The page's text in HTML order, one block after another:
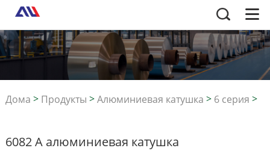
Дома > Продукты >Алюминиевая катушка > 6 серия >
6082 A алюминиевая катушка